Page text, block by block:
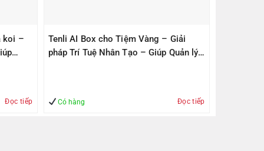
koi –
Đọc tiếp
Tenli AI Box cho Tiệm Vàng – Giải
pháp Trí Tuệ Nhân Tạo – Giúp Quản lý
Có hàng Đọc tiếp